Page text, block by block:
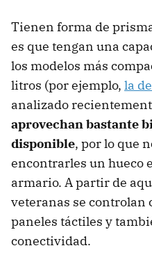
Tienen forma de
es que tengan una
los modelos más
litros (por ejemplo, la
analizado
aprovechan bastante
disponible, por lo que
encontrarles un hueco
armario. A partir de
veteranas se controlan
paneles táctiles y
conectividad.